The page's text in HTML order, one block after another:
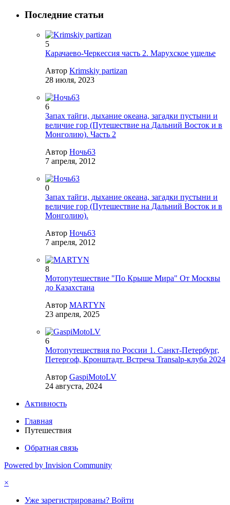
Последние статьи
5
Карачаево-Черкессия часть 2. Марухское ущелье
Автор Krimskiy partizan
28 июля, 2023
6
Запах тайги, дыхание океана, загадки пустыни и
величие гор (Путешествие на Дальний Восток и в
Монголию). Часть 2
Автор Ночь63
7 апреля, 2012
0
Запах тайги, дыхание океана, загадки пустыни и
величие гор (Путешествие на Дальний Восток и в
Монголию).
Автор Ночь63
7 апреля, 2012
8
Мотопутешествие "По Крыше Мира" От Москвы
до Казахстана
Автор MARTYN
23 апреля, 2025
6
Мотопутешествия по России 1. Санкт-Петербург,
Петергоф, Кронштадт. Встреча Transalp-клуба 2024
Автор GaspiMotoLV
24 августа, 2024
Активность
Главная
Путешествия
Обратная связь
Powered by Invision Community
×
Уже зарегистрированы? Войти